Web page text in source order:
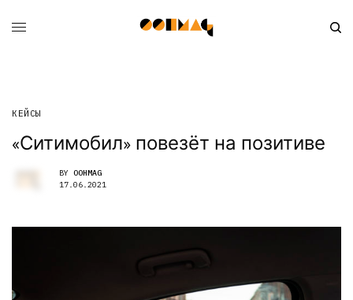
КЕЙСЫ
«Ситимобил» повезёт на позитиве
BY OOHMAG
17.06.2021